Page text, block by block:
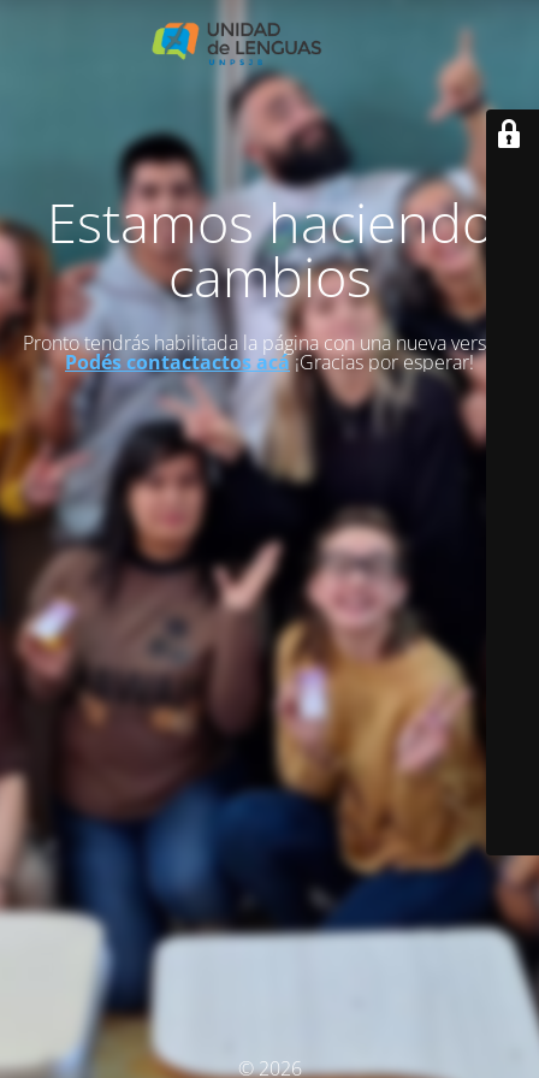
Estamos haciendo
cambios
Pronto tendrás habilitada la página con una nueva versión.
Podés contactactos acá¡Gracias por esperar!
© 2026